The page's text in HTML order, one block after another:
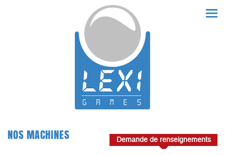
NOS MACHINES Demande de renseignements